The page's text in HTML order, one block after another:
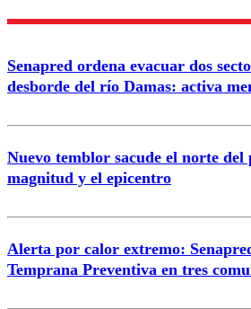
Senapred ordena evacuar dos
desborde del río Damas: activa
Nuevo temblor sacude el norte del
magnitud y el epicentro
Alerta por calor extremo:
Temprana Preventiva en tres